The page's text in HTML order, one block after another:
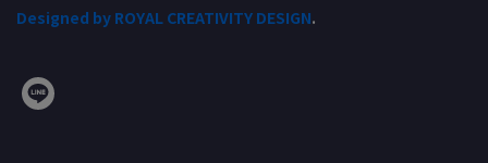
Designed by ROYAL CREATIVITY DESIGN.